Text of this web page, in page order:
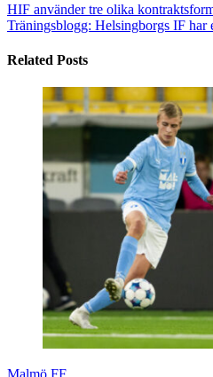
HIF använder tre olika
Träningsblogg: Helsingborgs IF har
Related Posts